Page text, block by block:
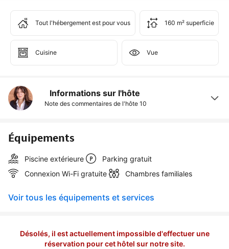
Tout l'hébergement est pour vous 160 m² superficie
Cuisine Vue
Informations sur l'hôte
Note des commentaires de l'hôte 10
Équipements
Piscine extérieure
Parking gratuit
Connexion Wi-Fi gratuite
Chambres familiales
Voir tous les équipements et services
Désolés, il est actuellement impossible d'effectuer une
réservation pour cet hôtel sur notre site.